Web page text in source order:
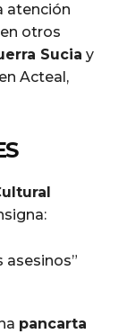
atención
otros
Sucia y
Acteal,
asesinos”
pancarta